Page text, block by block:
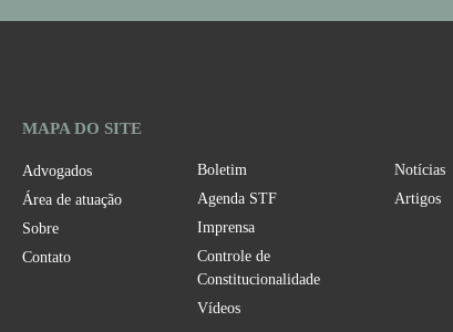
MAPA DO SITE
Advogados
Área de atuação
Sobre
Contato
Boletim
Agenda STF
Imprensa
Controle de
Constitucionalidade
Vídeos
Notícias
Artigos